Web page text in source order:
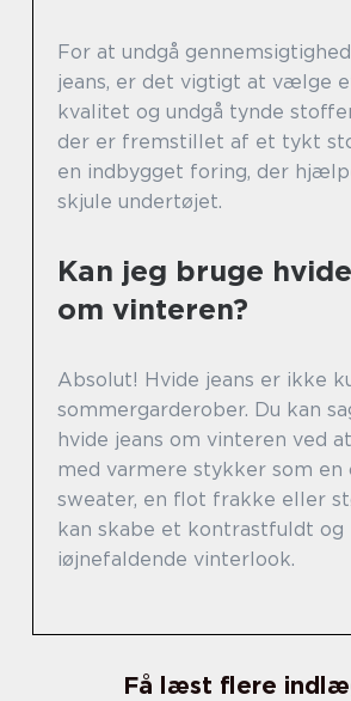
For at undgå
jeans, er det vigtigt at vælge
kvalitet og undgå tynde
der er fremstillet af et tykt
en indbygget foring, der
skjule undertøjet.
Kan jeg bruge
om vinteren?
Absolut! Hvide jeans er ikke
sommergarderober. Du kan
hvide jeans om vinteren ved
med varmere stykker som en
sweater, en flot frakke eller
kan skabe et kontrastfuldt og
iøjnefaldende vinterlook.
Få læst flere